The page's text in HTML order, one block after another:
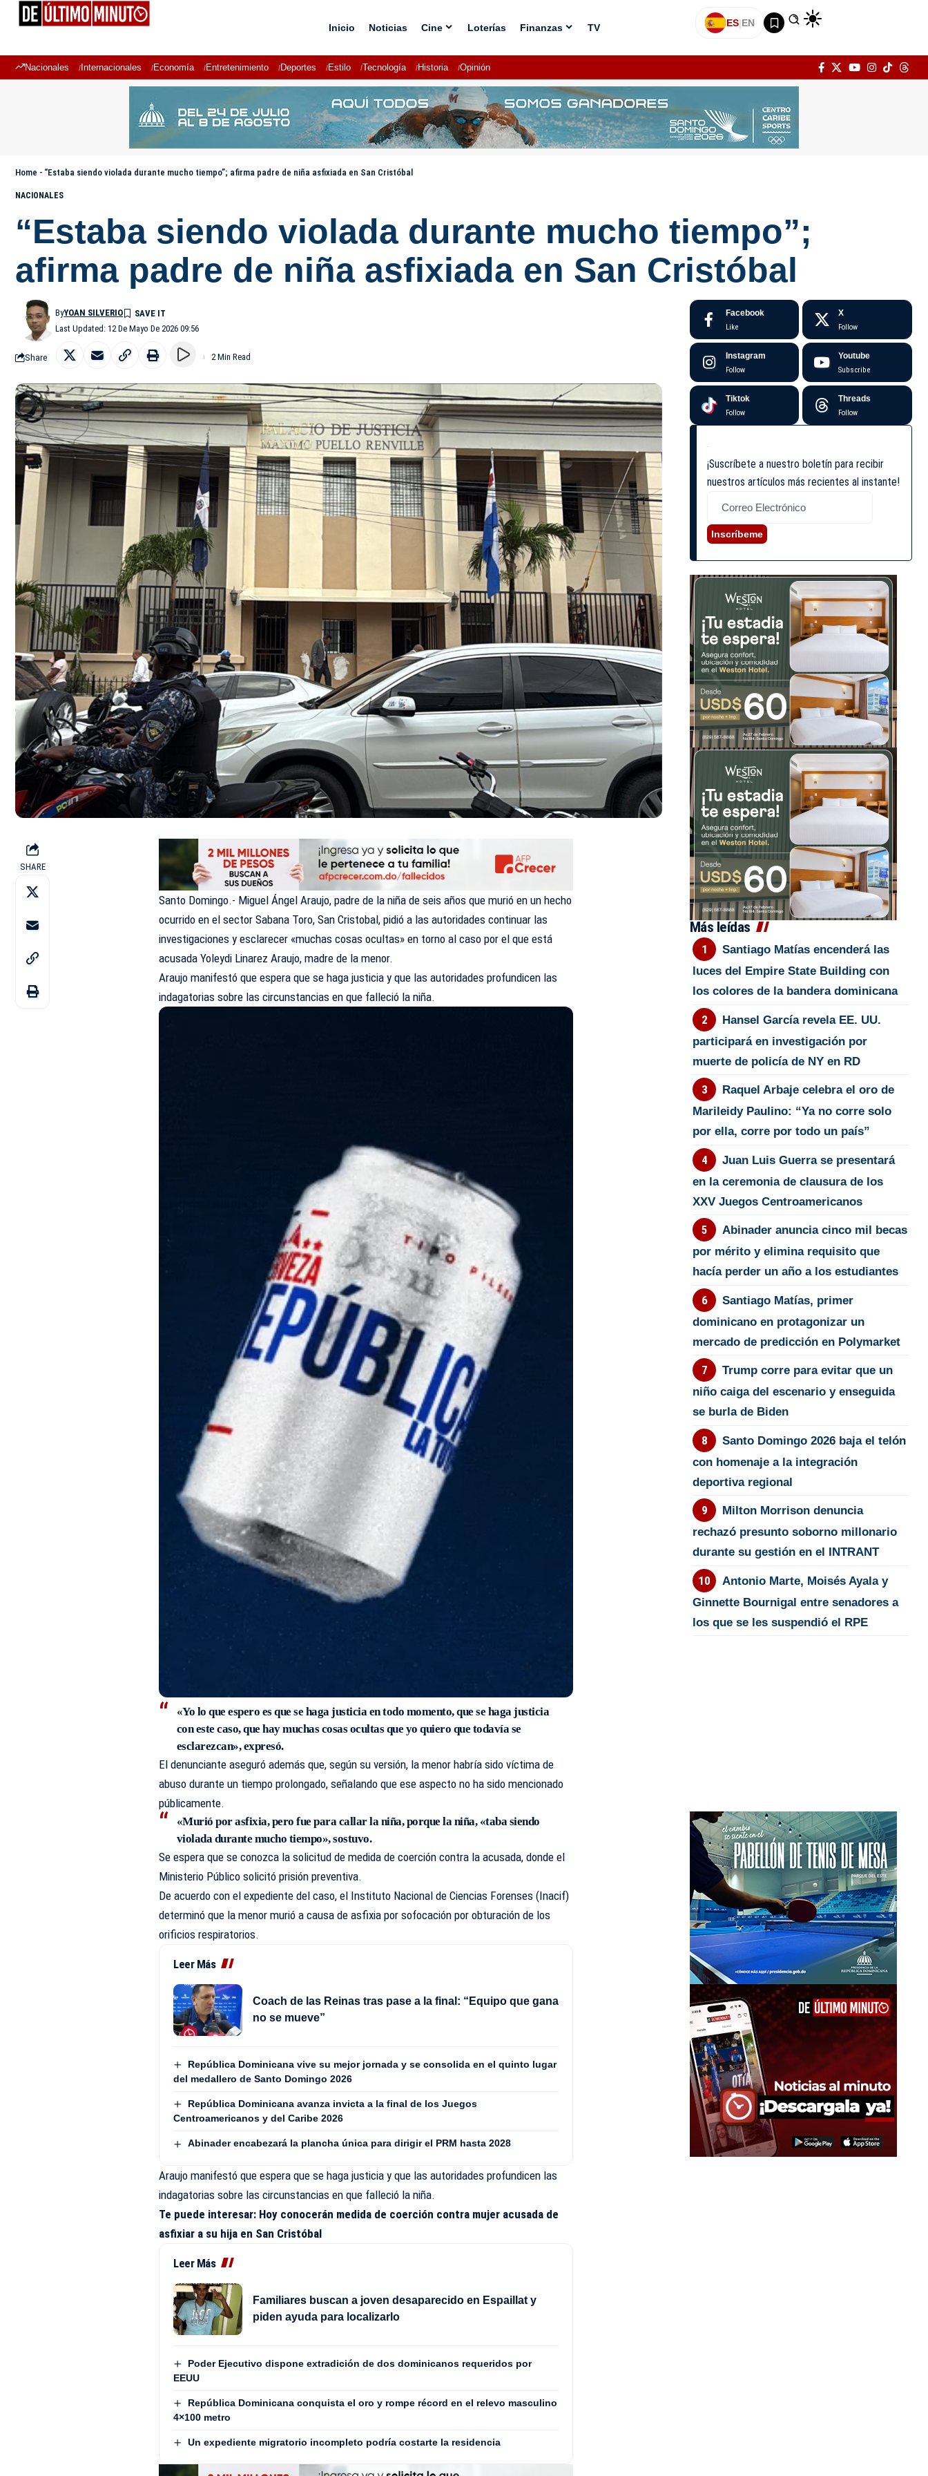
Inicio Noticias Cine Loterías Finanzas TV ES|EN
Nacionales Internacionales Economía Entretenimiento Deportes Estilo Tecnología Historia Opinión
Home - “Estaba siendo violada durante mucho tiempo”; afirma padre de niña asfixiada en San Cristóbal
NACIONALES
“Estaba siendo violada durante mucho tiempo”;
afirma padre de niña asfixiada en San Cristóbal
Last Updated: 12 De Mayo De 2026 09:56
ByYOAN SILVERIO
Share 2 Min Read
SHARE
Santo Domingo.- Miguel Ángel Araujo, padre de la niña de seis años que murió en un hecho
ocurrido en el sector Sabana Toro, San Cristobal, pidió a las autoridades continuar las
investigaciones у esclarecer «muchas cosas ocultas» en torno al caso por el que está
acusada Yoleydi Linarez Araujo, madre de la menor.
Araujo manifestó que espera que se haga justicia y que las autoridades profundicen las
indagatorias sobre las circunstancias en que falleció la niña.
«Yo lo que espero es que se haga justicia en todo momento, que se haga justicia
con este caso, que hay muchas cosas ocultas que yo quiero que todavía se
esclarezcan», expresó.
El denunciante aseguró además que, según su versión, la menor habría sido víctima de
abuso durante un tiempo prolongado, señalando que ese aspecto no ha sido mencionado
públicamente.
«Murió por asfixia, pero fue para callar la niña, porque la niña, «taba siendo
violada durante mucho tiempo», sostuvo.
Se espera que se conozca la solicitud de medida de coerción contra la acusada, donde el
Ministerio Público solicitó prisión preventiva.
De acuerdo con el expediente del caso, el Instituto Nacional de Ciencias Forenses (Inacif)
determinó que la menor murió a causa de asfixia por sofocación por obturación de los
orificios respiratorios.
Leer Más
Coach de las Reinas tras pase a la final: “Equipo que gana
no se mueve”
República Dominicana vive su mejor jornada y se consolida en el quinto lugar
del medallero de Santo Domingo 2026
República Dominicana avanza invicta a la final de los Juegos
Centroamericanos y del Caribe 2026
Abinader encabezará la plancha única para dirigir el PRM hasta 2028
Araujo manifestó que espera que se haga justicia y que las autoridades profundicen las
indagatorias sobre las circunstancias en que falleció la niña.
Te puede interesar: Hoy conocerán medida de coerción contra mujer acusada de
asfixiar a su hija en San Cristóbal
Leer Más
Familiares buscan a joven desaparecido en Espaillat y
piden ayuda para localizarlo
Poder Ejecutivo dispone extradición de dos dominicanos requeridos por
EEUU
República Dominicana conquista el oro y rompe récord en el relevo masculino
4×100 metro
Un expediente migratorio incompleto podría costarte la residencia
Facebook
Like
X
Follow
Instagram
Follow
Youtube
Subscribe
Tiktok
Follow
Threads
Follow
¡Suscríbete a nuestro boletín para recibir
nuestros artículos más recientes al instante!
Inscríbeme
Más leídas
Santiago Matías encenderá las
luces del Empire State Building con
los colores de la bandera dominicana
Hansel García revela EE. UU.
participará en investigación por
muerte de policía de NY en RD
Raquel Arbaje celebra el oro de
Marileidy Paulino: “Ya no corre solo
por ella, corre por todo un país”
Juan Luis Guerra se presentará
en la ceremonia de clausura de los
XXV Juegos Centroamericanos
Abinader anuncia cinco mil becas
por mérito y elimina requisito que
hacía perder un año a los estudiantes
Santiago Matías, primer
dominicano en protagonizar un
mercado de predicción en Polymarket
Trump corre para evitar que un
niño caiga del escenario y enseguida
se burla de Biden
Santo Domingo 2026 baja el telón
con homenaje a la integración
deportiva regional
Milton Morrison denuncia
rechazó presunto soborno millonario
durante su gestión en el INTRANT
Antonio Marte, Moisés Ayala y
Ginnette Bournigal entre senadores a
los que se les suspendió el RPE